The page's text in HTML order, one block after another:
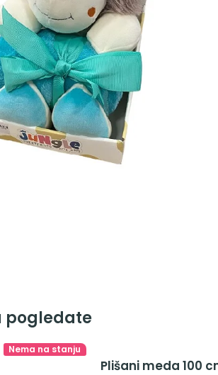
pogledate
Nema na stanju
Plišani meda 100